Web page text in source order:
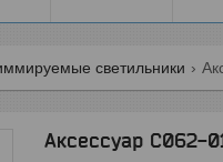
светильники
Аксессуар C062-